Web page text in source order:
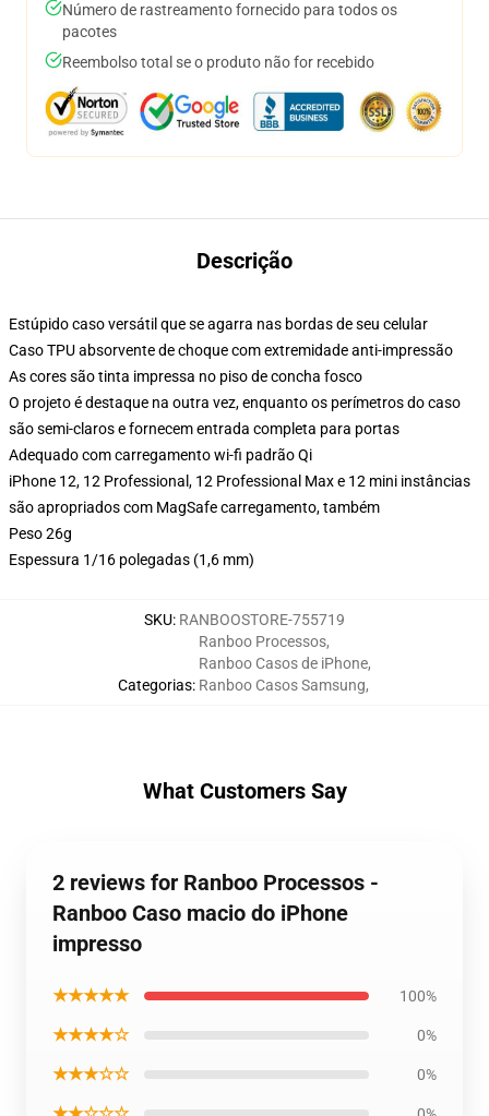
Número de rastreamento fornecido para todos os
pacotes
Reembolso total se o produto não for recebido
Descrição
Estúpido caso versátil que se agarra nas bordas de seu celular
Caso TPU absorvente de choque com extremidade anti-impressão
As cores são tinta impressa no piso de concha fosco
O projeto é destaque na outra vez, enquanto os perímetros do caso
são semi-claros e fornecem entrada completa para portas
Adequado com carregamento wi-fi padrão Qi
iPhone 12, 12 Professional, 12 Professional Max e 12 mini instâncias
são apropriados com MagSafe carregamento, também
Peso 26g
Espessura 1/16 polegadas (1,6 mm)
SKU: RANBOOSTORE-755719
Categorias:
Ranboo Processos,
Ranboo Casos de iPhone,
Ranboo Casos Samsung,
What Customers Say
2 reviews for Ranboo Processos -
Ranboo Caso macio do iPhone
impresso
★★★★★ 100%
★★★★☆ 0%
★★★☆☆ 0%